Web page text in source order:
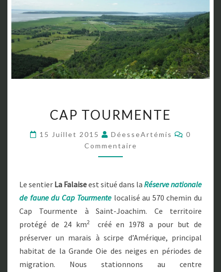
A
T
O
U
M
E
N
T
E
CAP TOURMENTE
15 Juillet 2015 DéesseArtémis
C
O
A
R
S
0
Commentaire
Le sentier La Falaiseest situé dans la Réserve nationale
de faune du Cap Tourmente localisé au 570 chemin du
Cap Tourmente à Saint-Joachim. Ce territoire
protégé de 24 km2 créé en 1978 a pour but de
préserver un marais à scirpe d’Amérique, principal
habitat de la Grande Oie des neiges en périodes de
migration. Nous stationnons au centre